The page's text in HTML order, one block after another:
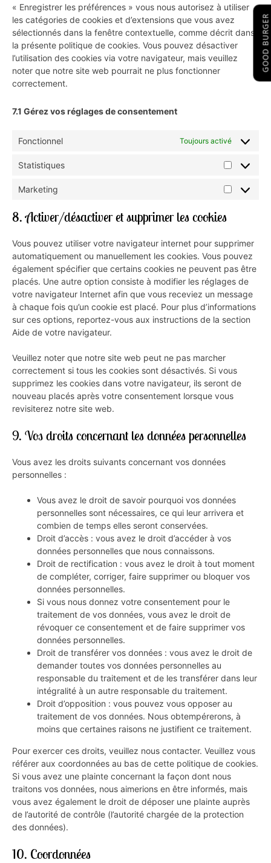
« Enregistrer les préférences » vous nous autorisez à utiliser
les catégories de cookies et d’extensions que vous avez
sélectionnés dans la fenêtre contextuelle, comme décrit dans
la présente politique de cookies. Vous pouvez désactiver
l’utilisation des cookies via votre navigateur, mais veuillez
noter que notre site web pourrait ne plus fonctionner
correctement.
7.1 Gérez vos réglages de consentement
Fonctionnel Toujours activé
Statistiques
Marketing
8. Activer/désactiver et supprimer les cookies
Vous pouvez utiliser votre navigateur internet pour supprimer
automatiquement ou manuellement les cookies. Vous pouvez
également spécifier que certains cookies ne peuvent pas être
placés. Une autre option consiste à modifier les réglages de
votre navigateur Internet afin que vous receviez un message
à chaque fois qu’un cookie est placé. Pour plus d’informations
sur ces options, reportez-vous aux instructions de la section
Aide de votre navigateur.
Veuillez noter que notre site web peut ne pas marcher
correctement si tous les cookies sont désactivés. Si vous
supprimez les cookies dans votre navigateur, ils seront de
nouveau placés après votre consentement lorsque vous
revisiterez notre site web.
9. Vos droits concernant les données personnelles
Vous avez les droits suivants concernant vos données
personnelles :
Vous avez le droit de savoir pourquoi vos données
personnelles sont nécessaires, ce qui leur arrivera et
combien de temps elles seront conservées.
Droit d’accès : vous avez le droit d’accéder à vos
données personnelles que nous connaissons.
Droit de rectification : vous avez le droit à tout moment
de compléter, corriger, faire supprimer ou bloquer vos
données personnelles.
Si vous nous donnez votre consentement pour le
traitement de vos données, vous avez le droit de
révoquer ce consentement et de faire supprimer vos
données personnelles.
Droit de transférer vos données : vous avez le droit de
demander toutes vos données personnelles au
responsable du traitement et de les transférer dans leur
intégralité à un autre responsable du traitement.
Droit d’opposition : vous pouvez vous opposer au
traitement de vos données. Nous obtempérerons, à
moins que certaines raisons ne justifient ce traitement.
Pour exercer ces droits, veuillez nous contacter. Veuillez vous
référer aux coordonnées au bas de cette politique de cookies.
Si vous avez une plainte concernant la façon dont nous
traitons vos données, nous aimerions en être informés, mais
vous avez également le droit de déposer une plainte auprès
de l’autorité de contrôle (l’autorité chargée de la protection
des données).
10. Coordonnées
GOOD BURGER